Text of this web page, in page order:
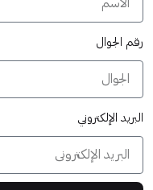
العامة
تتمتع
الأنسب لمتدربيهم. وفيما
تعليمية
مناسبة
تعليمية
رقم الجوال
البريد الإلكتروني